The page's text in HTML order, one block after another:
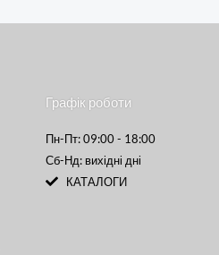
Графік роботи
Пн-Пт: 09:00 - 18:00
Сб-Нд: вихідні дні
КАТАЛОГИ